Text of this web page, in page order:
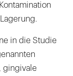
in die Studie
gingivale